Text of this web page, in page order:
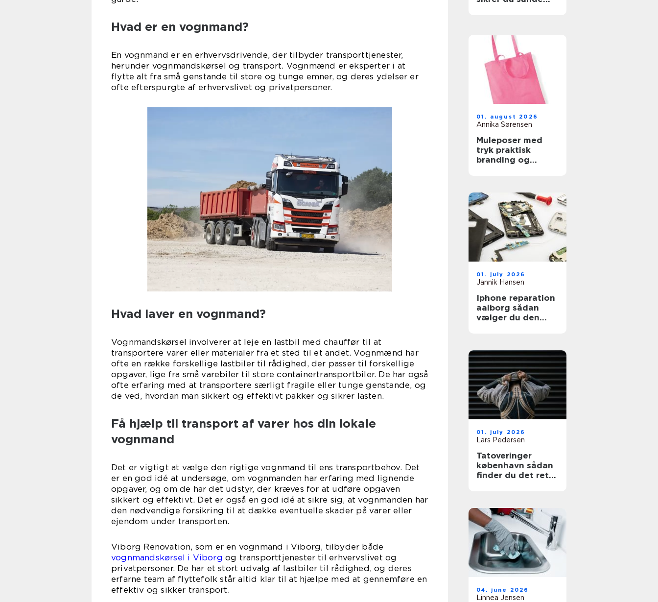
Hvad er en vognmand?
En vognmand er en erhvervsdrivende, der tilbyder transporttjenester,
herunder vognmandskørsel og transport. Vognmænd er eksperter i at
flytte alt fra små genstande til store og tunge emner, og deres ydelser er
ofte efterspurgte af erhvervslivet og privatpersoner.
Hvad laver en vognmand?
Vognmandskørsel involverer at leje en lastbil med chauffør til at
transportere varer eller materialer fra et sted til et andet. Vognmænd har
ofte en række forskellige lastbiler til rådighed, der passer til forskellige
opgaver, lige fra små varebiler til store containertransportbiler. De har også
ofte erfaring med at transportere særligt fragile eller tunge genstande, og
de ved, hvordan man sikkert og effektivt pakker og sikrer lasten.
Få hjælp til transport af varer hos din lokale
vognmand
Det er vigtigt at vælge den rigtige vognmand til ens transportbehov. Det
er en god idé at undersøge, om vognmanden har erfaring med lignende
opgaver, og om de har det udstyr, der kræves for at udføre opgaven
sikkert og effektivt. Det er også en god idé at sikre sig, at vognmanden har
den nødvendige forsikring til at dække eventuelle skader på varer eller
ejendom under transporten.
Viborg Renovation, som er en vognmand i Viborg, tilbyder både
vognmandskørsel i Viborg og transporttjenester til erhvervslivet og
privatpersoner. De har et stort udvalg af lastbiler til rådighed, og deres
erfarne team af flyttefolk står altid klar til at hjælpe med at gennemføre en
effektiv og sikker transport.
01. august 2026
Annika Sørensen
Muleposer med
tryk praktisk
branding og
01. july 2026
Jannik Hansen
Iphone reparation
aalborg sådan
vælger du den
01. july 2026
Lars Pedersen
Tatoveringer
københavn sådan
finder du det rette
04. june 2026
Linnea Jensen